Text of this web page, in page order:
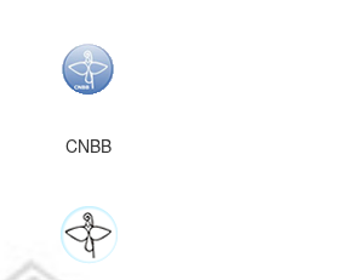
CNBB